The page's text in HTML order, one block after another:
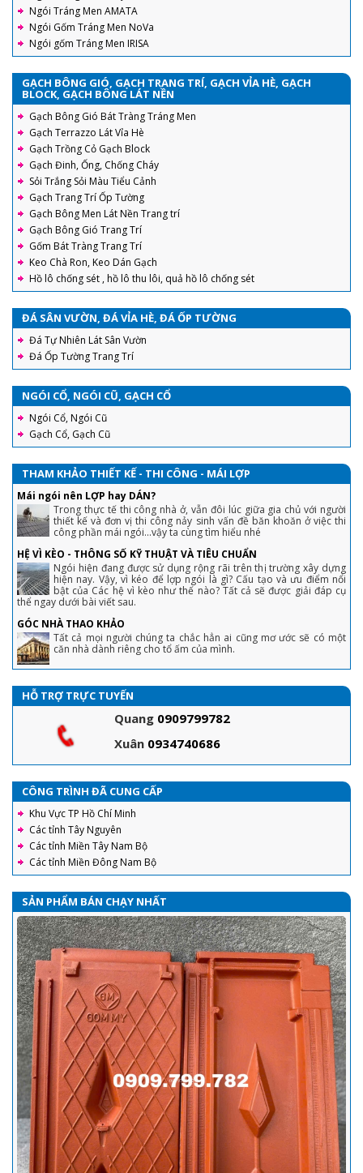
Ngói Tráng Men AMATA
Ngói Gốm Tráng Men NoVa
Ngói gốm Tráng Men IRISA
GẠCH BÔNG GIÓ, GẠCH TRANG TRÍ, GẠCH VỈA HÈ, GẠCH
BLOCK, GẠCH BÔNG LÁT NỀN
Gạch Bông Gió Bát Tràng Tráng Men
Gạch Terrazzo Lát Vỉa Hè
Gạch Trồng Cỏ Gạch Block
Gạch Đinh, Ống, Chống Cháy
Sỏi Trắng Sỏi Màu Tiểu Cảnh
Gạch Trang Trí Ốp Tường
Gạch Bông Men Lát Nền Trang trí
Gạch Bông Gió Trang Trí
Gốm Bát Tràng Trang Trí
Keo Chà Ron, Keo Dán Gạch
Hồ lô chống sét , hồ lô thu lôi, quả hồ lô chống sét
ĐÁ SÂN VƯỜN, ĐÁ VỈA HÈ, ĐÁ ỐP TƯỜNG
Đá Tự Nhiên Lát Sân Vườn
Đá Ốp Tường Trang Trí
NGÓI CỔ, NGÓI CŨ, GẠCH CỔ
Ngói Cổ, Ngói Cũ
Gạch Cổ, Gạch Cũ
THAM KHẢO THIẾT KẾ - THI CÔNG - MÁI LỢP
Mái ngói nên LỢP hay DÁN?
Trong thực tế thi công nhà ở, vẫn đôi lúc giữa gia chủ với người
thiết kế và đơn vị thi công nảy sinh vấn đề băn khoăn ở việc thi
công phần mái ngói...vậy ta cùng tìm hiểu nhé
HỆ VÌ KÈO - THÔNG SỐ KỸ THUẬT VÀ TIÊU CHUẨN
Ngói hiện đang được sử dụng rộng rãi trên thị trường xây dựng
hiện nay. Vậy, vì kéo để lợp ngói là gì? Cấu tạo và ưu điểm nổi
bật của Các hệ vì kèo như thế nào? Tất cả sẽ được giải đáp cụ
thể ngay dưới bài viết sau.
GÓC NHÀ THAO KHẢO
Tất cả mọi người chúng ta chắc hẳn ai cũng mơ ước sẽ có một
căn nhà dành riêng cho tổ ấm của mình.
HỖ TRỢ TRỰC TUYẾN
Quang 0909799782
Xuân 0934740686
CÔNG TRÌNH ĐÃ CUNG CẤP
Khu Vực TP Hồ Chí Minh
Các tỉnh Tây Nguyên
Các tỉnh Miền Tây Nam Bộ
Các tỉnh Miền Đông Nam Bộ
SẢN PHẨM BÁN CHẠY NHẤT